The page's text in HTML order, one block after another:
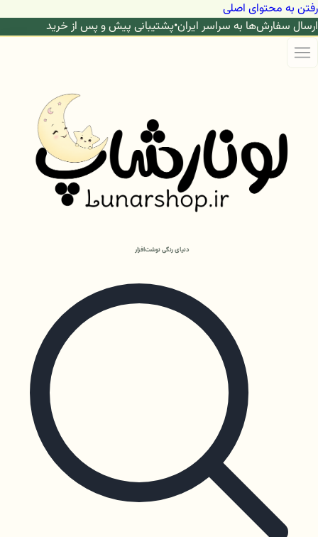
رفتن به محتوای اصلی
ارسال سفارش‌ها به سراسر ایران•پشتیبانی پیش و پس از خرید
دنیای رنگی نوشت‌افزار